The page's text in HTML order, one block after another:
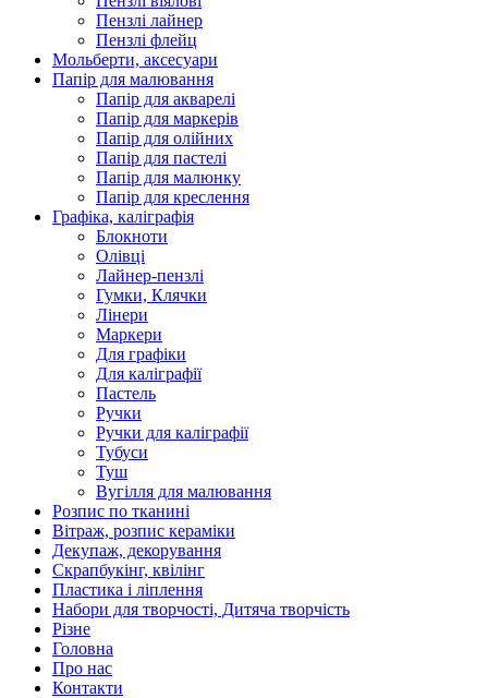
Пензлі лайнер
Пензлі флейц
Мольберти, аксесуари
Папір для малювання
Папір для акварелі
Папір для маркерів
Папір для олійних
Папір для пастелі
Папір для малюнку
Папір для креслення
Графіка, каліграфія
Блокноти
Олівці
Лайнер-пензлі
Гумки, Клячки
Лінери
Маркери
Для графіки
Для каліграфії
Пастель
Ручки
Ручки для каліграфії
Тубуси
Туш
Вугілля для малювання
Розпис по тканині
Вітраж, розпис кераміки
Декупаж, декорування
Скрапбукінг, квілінг
Пластика і ліплення
Набори для творчості, Дитяча творчість
Різне
Головна
Про нас
Контакти